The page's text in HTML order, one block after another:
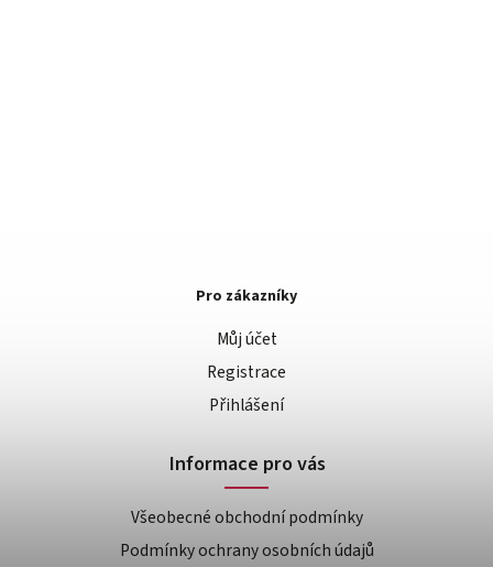
Pro zákazníky
Můj účet
Registrace
Přihlášení
Informace pro vás
Všeobecné obchodní podmínky
Podmínky ochrany osobních údajů